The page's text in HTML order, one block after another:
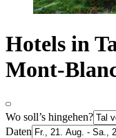
Hotels in
Mont-
Wo soll’s hingehen?
Daten